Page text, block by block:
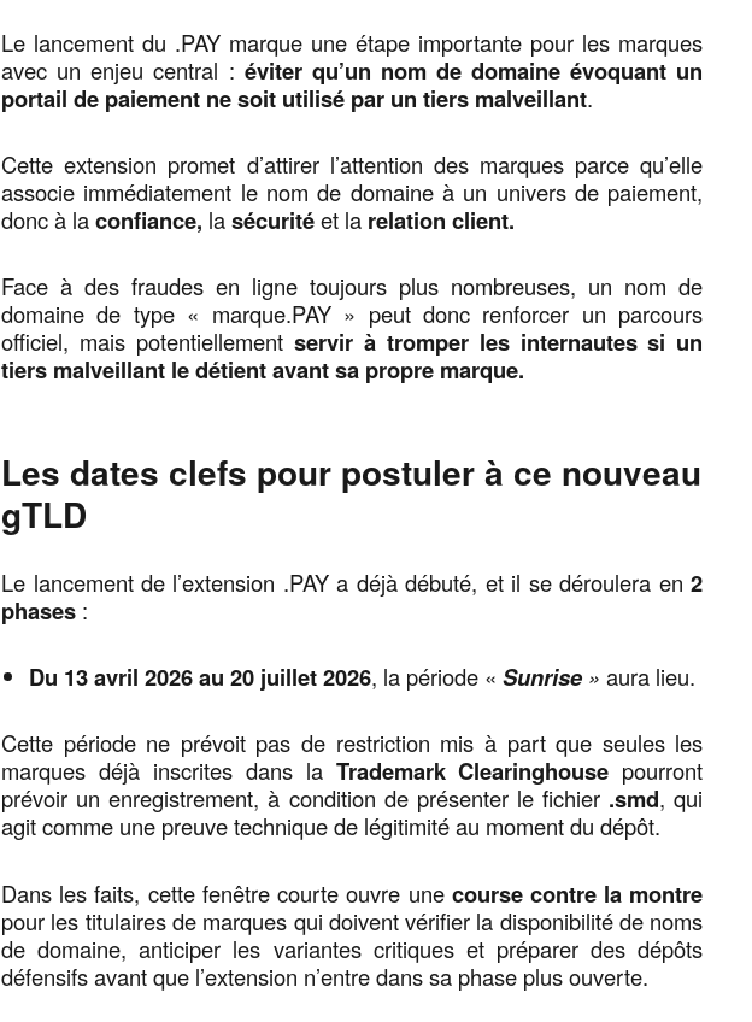
Le lancement du .PAY marque une étape importante pour les marques
avec un enjeu central : éviter qu’un nom de domaine évoquant un
portail de paiement ne soit utilisé par un tiers malveillant.
Cette extension promet d’attirer l’attention des marques parce qu’elle
associe immédiatement le nom de domaine à un univers de paiement,
donc à laconfiance, lasécuritéet la relation client.
Face à des fraudes en ligne toujours plus nombreuses, un nom de
domaine de type « marque.PAY » peut donc renforcer un parcours
officiel, mais potentiellementservir à tromper les internautes si un
tiers malveillant le détient avant sa propre marque.
Les dates clefs pour postuler à ce nouveau
gTLD
Le lancement de l’extension .PAY a déjà débuté, et il se déroulera en2
phases :
Du 13 avril 2026 au 20 juillet 2026, la période «Sunrise » aura lieu.
Cette période ne prévoit pas de restriction mis à part que seules les
marques déjà inscrites dans la Trademark Clearinghouse pourront
prévoir un enregistrement, à condition de présenter le fichier .smd, qui
agit comme une preuve technique de légitimité au moment du dépôt.
Dans les faits, cette fenêtre courte ouvre une course contre la montre
pour les titulaires de marques qui doivent vérifier la disponibilité de noms
de domaine, anticiper les variantes critiques et préparer des dépôts
défensifs avant que l’extension n’entre dans sa phase plus ouverte.